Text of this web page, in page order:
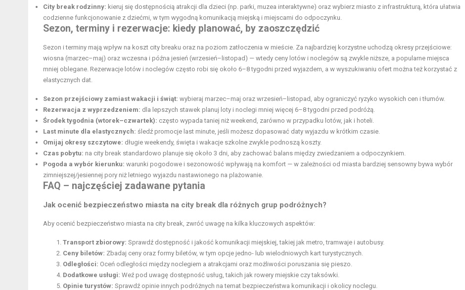
City break rodzinny: kieruj się dostępnością atrakcji dla dzieci (np. parki, muzea interaktywne) oraz wybierz miasto z infrastrukturą, która ułatwia
codzienne funkcjonowanie z dziećmi, w tym wygodną komunikacją miejską i miejscami do odpoczynku.
Sezon, terminy i rezerwacje: kiedy planować, by zaoszczędzić
Sezon i terminy mają wpływ na koszt city breaku oraz na poziom zatłoczenia w mieście. Za najbardziej korzystne uchodzą okresy przejściowe:
wiosna (marzec–maj) oraz wczesna i późna jesień (wrzesień–listopad) — wtedy ceny lotów i noclegów są zwykle niższe, a popularne miejsca
mniej oblegane. Rezerwacje lotów i noclegów często robi się około 6–8 tygodni przed wyjazdem, a w wyszukiwaniu ofert można też korzystać z
elastycznych dat.
Sezon przejściowy zamiast wakacji i świąt: wybieraj marzec–maj oraz wrzesień–listopad, aby ograniczyć ryzyko wysokich cen i tłumów.
Rezerwacja z wyprzedzeniem: dla lepszych stawek planuj loty i noclegi mniej więcej 6–8 tygodni przed podróżą.
Środek tygodnia (wtorek–czwartek): często wypada taniej niż weekend, zarówno w przypadku lotów, jak i hoteli.
Last minute dla elastycznych: śledź promocje last minute, jeśli możesz dopasować daty wyjazdu w krótkim czasie.
Omijaj okresy szczytowe: długie weekendy, święta i wakacje szkolne zwykle podnoszą koszty.
Czas pobytu: na city break standardowo planuje się około 3 dni, aby zachować balans między zwiedzaniem a odpoczynkiem.
Pogoda a wybór kierunku: warunki pogodowe i sezonowość wpływają na komfort — w zależności od miasta bardziej sensowny bywa wybór
zimniejszej/jesiennej pory niż letniego wyjazdu nastawionego na plażowanie.
FAQ – najczęściej zadawane pytania
Jak ocenić bezpieczeństwo miasta na city break dla różnych grup podróżnych?
Aby ocenić bezpieczeństwo miasta na city break, zwróć uwagę na kilka kluczowych aspektów:
Transport zbiorowy: Sprawdź dostępność i jakość komunikacji miejskiej, takiej jak metro, tramwaje i autobusy.
Ceny biletów: Zbadaj ceny oraz formy biletów, w tym opcje jedno- lub wielodniowych kart turystycznych.
Odległości: Oceń odległości między noclegiem a atrakcjami oraz możliwości poruszania się pieszo.
Dodatkowe usługi: Weź pod uwagę dostępność usług, takich jak rowery miejskie czy taksówki.
Opinie turystów: Sprawdź opinie innych podróżnych na temat bezpieczeństwa komunikacji i okolicy noclegu.